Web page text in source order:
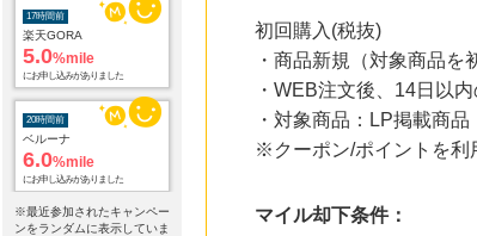
17時間前
楽天GORA
5.0%mile
にお申し込みがありました
20時間前
ベルーナ
6.0%mile
にお申し込みがありました
21時間前
※最近参加されたキャンペー
ンをランダムに表示していま
初回購入(税抜)
・商品新規（対象商品を
・WEB注文後、14日以
・対象商品：LP掲載商品
※クーポン/ポイントを利
マイル却下条件：